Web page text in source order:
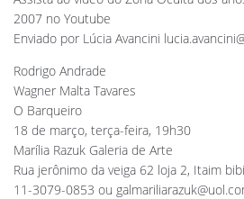
2007 no Youtube
Enviado por Lúcia Avancini
Rodrigo Andrade
Wagner Malta Tavares
O Barqueiro
18 de março, terça-feira, 19h30
Marília Razuk Galeria de Arte
Rua jerônimo da veiga 62 loja 2, Itaim
11-3079-0853 ou